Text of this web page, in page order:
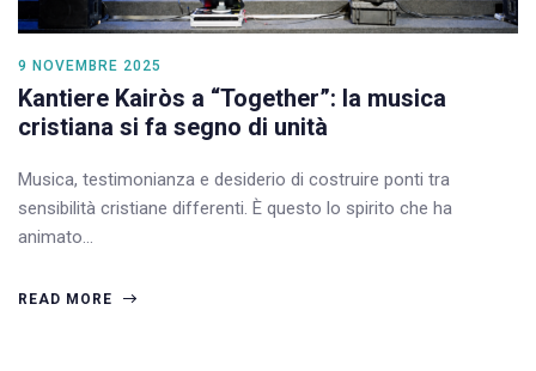
9 NOVEMBRE 2025
Kantiere Kairòs a “Together”: la musica
cristiana si fa segno di unità
Musica, testimonianza e desiderio di costruire ponti tra
sensibilità cristiane differenti. È questo lo spirito che ha
animato…
READ MORE